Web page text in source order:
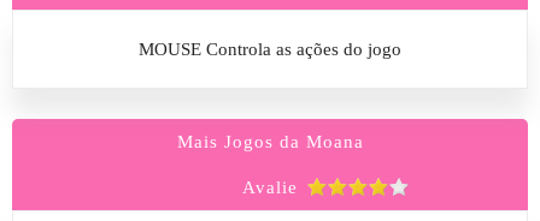
MOUSE Controla as ações do jogo
Mais Jogos da Moana
Avalie